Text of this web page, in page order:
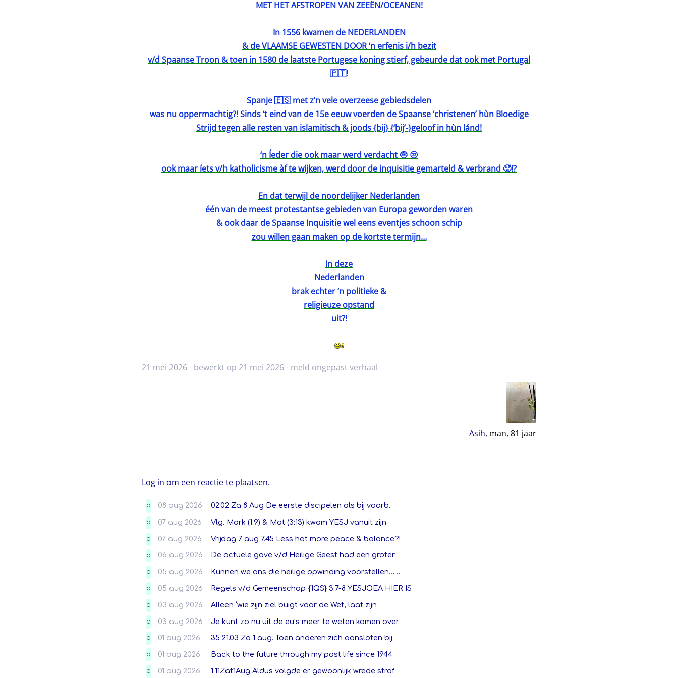
MET HET AFSTROPEN VAN ZEEËN/OCEANEN!
In 1556 kwamen de NEDERLANDEN
& de VLAAMSE GEWESTEN DOOR ‘n erfenis i/h bezit
v/d Spaanse Troon & toen in 1580 de laatste Portugese koning stierf, gebeurde dat ook met Portugal
🇵🇹!
Spanje 🇪🇸 met z’n vele overzeese gebiedsdelen
was nu oppermachtig?! Sinds ‘t eind van de 15e eeuw voerden de Spaanse ‘christenen’ hùn Bloedige
Strijd tegen alle resten van islamitisch & joods {bij} {‘bij’-}geloof in hùn lánd!
‘n Íeder die ook maar werd verdacht 🤨 😒
ook maar íets v/h katholicisme àf te wijken, werd door de inquisitie gemarteld & verbrand 🥵!?
En dat terwijl de noordelijker Nederlanden
één van de meest protestantse gebieden van Europa geworden waren
& ook daar de Spaanse Inquisitie wel eens eventjes schoon schip
zou willen gaan maken op de kortste termijn…
In deze
Nederlanden
brak echter ‘n politieke &
religieuze opstand
uit?!
21 mei 2026 - bewerkt op 21 mei 2026 - meld ongepast verhaal
Asih, man, 81 jaar
Log in om een reactie te plaatsen.
O 08 aug 2026 02.02 Za 8 Aug De eerste discipelen als bij voorb.
O 07 aug 2026 Vlg. Mark (1:9) & Mat (3:13) kwam YESJ vanuit zijn
O 07 aug 2026 Vrijdag 7 aug 7.45 Less hot more peace & balance?!
O 06 aug 2026 De actuele gave v/d Heilige Geest had een groter
O 05 aug 2026 Kunnen we ons die heilige opwinding voorstellen…….
O 05 aug 2026 Regels v/d Gemeenschap {1QS} 3:7-8 YESJOEA HIER IS
O 03 aug 2026 Alleen ‘wie zijn ziel buigt voor de Wet, laat zijn
O 03 aug 2026 Je kunt zo nu uit de eu’s meer te weten komen over
O 01 aug 2026 35 21.03 Za 1 aug. Toen anderen zich aansloten bij
O 01 aug 2026 Back to the future through my past life since 1944
O 01 aug 2026 1.11Zat1Aug Aldus volgde er gewoonlijk wrede straf